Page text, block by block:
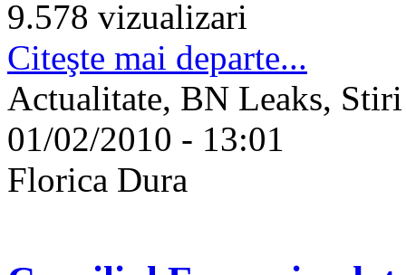
9.578 vizualizari
Citeşte mai departe...
Actualitate, BN Leaks, Stiri
01/02/2010 - 13:01
Florica Dura